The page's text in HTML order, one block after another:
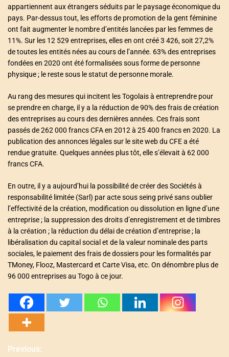
appartiennent aux étrangers séduits par le paysage économique du
pays. Par-dessus tout, les efforts de promotion de la gent féminine
ont fait augmenter le nombre d’entités lancées par les femmes de
11%. Sur les 12 529 entreprises, elles en ont créé 3 426, soit 27,2%
de toutes les entités nées au cours de l’année. 63% des entreprises
fondées en 2020 ont été formalisées sous forme de personne
physique ; le reste sous le statut de personne morale.
Au rang des mesures qui incitent les Togolais à entreprendre pour
se prendre en charge, il y a la réduction de 90% des frais de création
des entreprises au cours des dernières années. Ces frais sont
passés de 262 000 francs CFA en 2012 à 25 400 francs en 2020. La
publication des annonces légales sur le site web du CFE a été
rendue gratuite. Quelques années plus tôt, elle s’élevait à 62 000
francs CFA.
En outre, il y a aujourd’hui la possibilité de créer des Sociétés à
responsabilité limitée (Sarl) par acte sous seing privé sans oublier
l’effectivité de la création, modification ou dissolution en ligne d’une
entreprise ; la suppression des droits d’enregistrement et de timbres
à la création ; la réduction du délai de création d’entreprise ; la
libéralisation du capital social et de la valeur nominale des parts
sociales, le paiement des frais de dossiers pour les formalités par
TMoney, Flooz, Mastercard et Carte Visa, etc. On dénombre plus de
96 000 entreprises au Togo à ce jour.
N
Previous: